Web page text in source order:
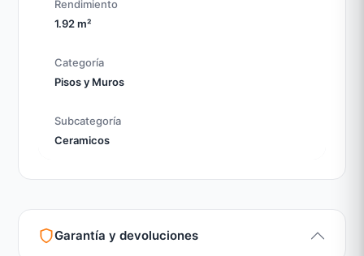
Rendimiento
1.92 m²
Categoría
Pisos y Muros
Subcategoría
Ceramicos
Garantía y devoluciones